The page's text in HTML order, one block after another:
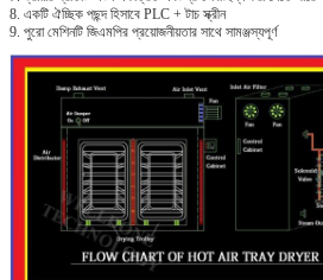
8. একটি ঐচ্ছিক পছন্দ হিসাবে PLC + টাচ স্ক্রীন
9. পুরো মেশিনটি জিএমপির প্রয়োজনীয়তার সাথে সামঞ্জস্যপূর্ণ